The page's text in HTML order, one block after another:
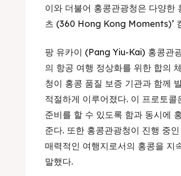
이와 더불어 홍콩관광청은 다양한
츠 (360 Hong Kong Moments)’
팡 유카이 (Pang Yiu-Kai) 홍콩관
의 항공 여행 정상화를 위한 합의
청이 홍콩 품질 보증 기관과 함께
적절하게 이루어졌다. 이 프로토콜
준비를 할 수 있도록 함과 동시에
준다. 또한 홍콩관광청이 진행 중인
매력적인 여행지로서의 홍콩을 지
말했다.